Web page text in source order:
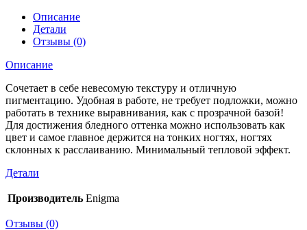
Описание
Детали
Отзывы (0)
Описание
Сочетает в себе невесомую текстуру и отличную
пигментацию. Удобная в работе, не требует подложки, можно
работать в технике выравнивания, как с прозрачной базой!
Для достижения бледного оттенка можно использовать как
цвет и самое главное держится на тонких ногтях, ногтях
склонных к расслаиванию. Минимальный тепловой эффект.
Детали
Производитель Enigma
Отзывы (0)